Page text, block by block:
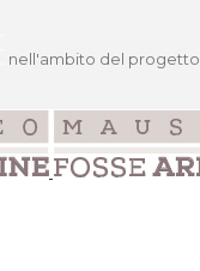
nell'ambito del progetto